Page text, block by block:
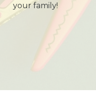
your family!